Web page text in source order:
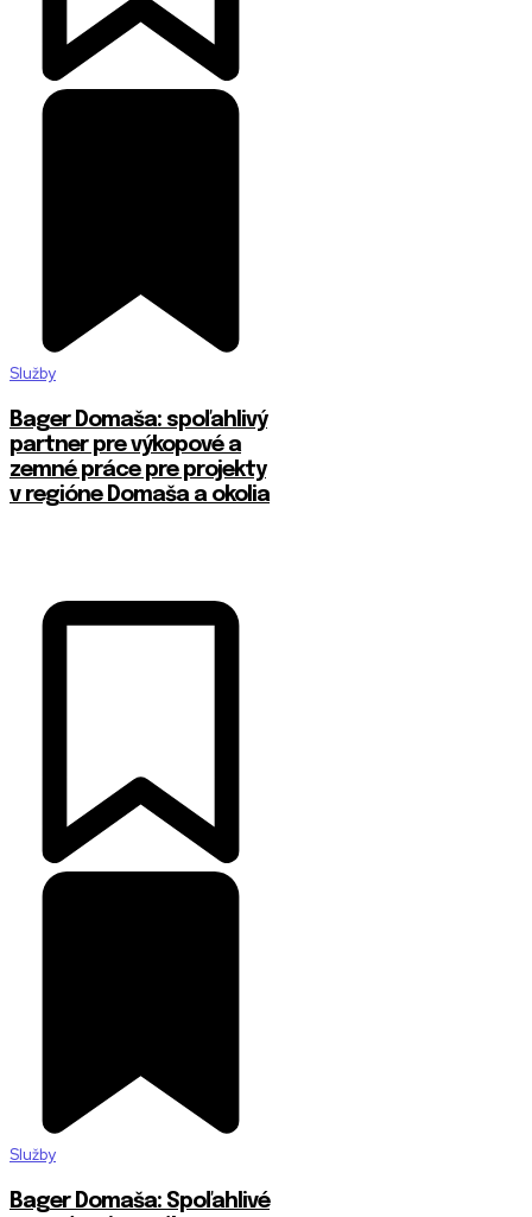
Služby
Bager Domaša: spoľahlivý
partner pre výkopové a
zemné práce pre projekty
v regióne Domaša a okolia
Služby
Bager Domaša: Spoľahlivé